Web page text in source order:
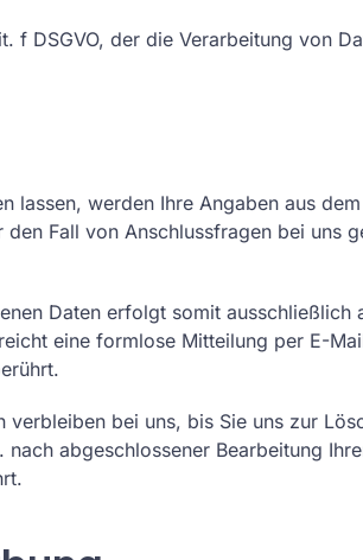
f DSGVO, der die Verarbeitung von
lassen, werden Ihre Angaben aus
Fall von Anschlussfragen bei uns
Daten erfolgt somit
eine formlose Mitteilung per E-
bei uns, bis Sie uns zur
abgeschlossener Bearbeitung